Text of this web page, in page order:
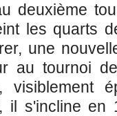
deuxième
les quarts
une
au tournoi
visiblement
il s'incline en